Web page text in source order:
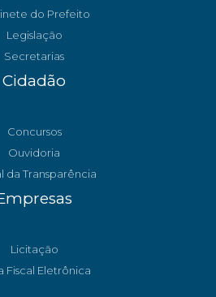
do Prefeito
Legislação
Secretarias
Cidadão
Concursos
Ouvidoria
da Transparência
Licitação
Fiscal Eletrônica